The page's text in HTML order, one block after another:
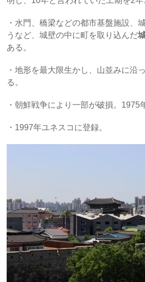
・水門、橋梁などの都市基盤施設、
うなど、城壁の中に町を取り込んだ
ある。
・地形を最大限生かし、山並みに沿
る。
・朝鮮戦争により一部が破損。1975
・1997年ユネスコに登録。